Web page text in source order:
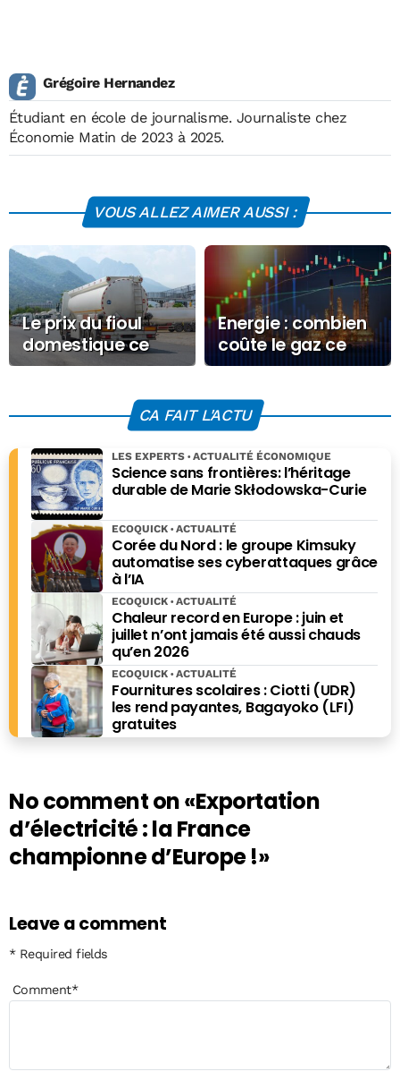
Grégoire Hernandez
Étudiant en école de journalisme. Journaliste chez
Économie Matin de 2023 à 2025.
VOUS ALLEZ AIMER AUSSI :
Le prix du fioul
domestique ce
Lundi 27 octobre
Energie : combien
coûte le gaz ce
Mercredi 24 juin
CA FAIT L'ACTU
Science sans frontières: l’héritage
durable de Marie Skłodowska-Curie
LES EXPERTS ACTUALITÉ ÉCONOMIQUE
Corée du Nord : le groupe Kimsuky
automatise ses cyberattaques grâce
à l’IA
ECOQUICK ACTUALITÉ
Chaleur record en Europe : juin et
juillet n’ont jamais été aussi chauds
qu’en 2026
ECOQUICK ACTUALITÉ
Fournitures scolaires : Ciotti (UDR)
les rend payantes, Bagayoko (LFI)
gratuites
ECOQUICK ACTUALITÉ
No comment on«Exportation
d’électricité : la France
championne d’Europe !»
Leave a comment
* Required fields
Comment*